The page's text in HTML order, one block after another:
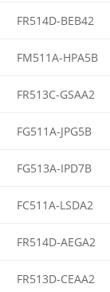
FR514D-BEB42
FM511A-HPA5B
FR513C-GSAA2
FG511A-JPG5B
FG513A-IPD7B
FC511A-LSDA2
FR514D-AEGA2
FR513D-CEAA2